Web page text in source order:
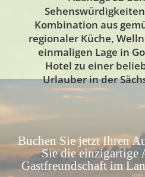
Kombination aus
regionaler Küche,
einmaligen Lage in
Hotel zu einer
Urlauber in der
Buchen Sie jetzt Ihren
Sie die einzigartige
Gastfreundschaft im